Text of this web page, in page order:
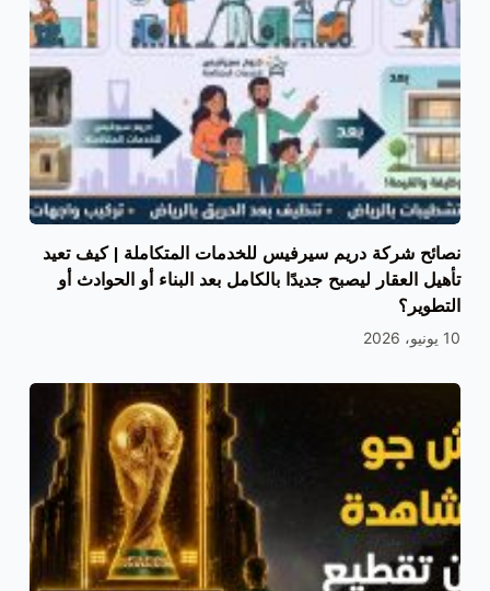
نصائح شركة دريم سيرفيس للخدمات المتكاملة | كيف تعيد
تأهيل العقار ليصبح جديدًا بالكامل بعد البناء أو الحوادث أو
التطوير؟
10 يونيو، 2026